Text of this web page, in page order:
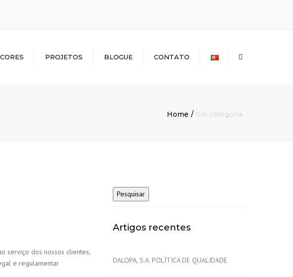
PROJETOS BLOGUE CONTATO
Home Sin categoría
serviço dos nossos clientes,
e regulamentar
Artigos recentes
DALOPA, S.A. POLÍTICA DE QUALIDADE